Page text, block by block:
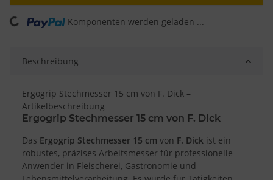
Komponenten werden geladen ...
Beschreibung
Ergogrip Stechmesser 15 cm von F. Dick –
Artikelbeschreibung
Ergogrip Stechmesser 15 cm von F. Dick
Das Ergogrip Stechmesser 15 cm von F. Dick ist ein
robustes, präzises Arbeitsmesser für professionelle
Anwender in Fleischerei, Gastronomie und